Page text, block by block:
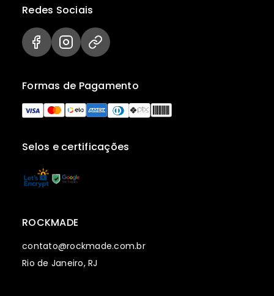
Selos e certificações
Formas de Pagamento
Redes Sociais
ROCKMADE
contato@rockmade.com.br
Rio de Janeiro, RJ